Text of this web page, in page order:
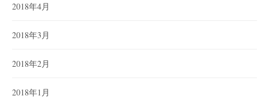
2018年4月
2018年3月
2018年2月
2018年1月